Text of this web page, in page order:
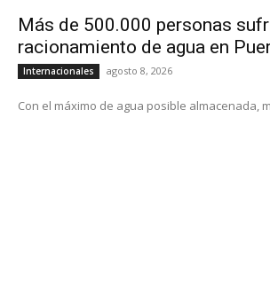
Más de 500.000 personas
racionamiento de agua en
Internacionales agosto 8, 2026
Con el máximo de agua posible almacenada,